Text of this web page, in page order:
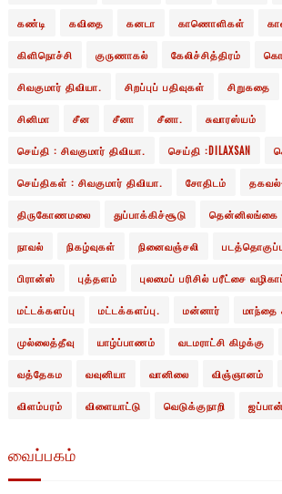
கண்டி கவிதை கனடா காணொளிகள்
கிளிநொச்சி குருணாகல் கேலிச்சித்திரம்
சிவகுமார் திவியா. சிறப்புப் பதிவுகள் சிறுகதை
சினிமா சீன சீனா சீனா. சுவாரஸ்யம்
செய்தி : சிவகுமார் திவியா. செய்தி :DILAXSAN
செய்திகள் : சிவகுமார் திவியா. சோதிடம் தகவல்-
திருகோணமலை துப்பாக்கிச்சூடு தென்னிலங்கை
நாவல் நிகழ்வுகள் நினைவஞ்சலி
பிரான்ஸ் புத்தளம் புலமைப் பரிசில் பரீட்சை
மட்டக்களப்பு மட்டக்களப்பு. மன்னார் மாந்தை
முல்லைத்தீவு யாழ்ப்பாணம் வடமராட்சி கிழக்கு
வத்தேகம வவுனியா வானிலை விஞ்ஞானம்
விளம்பரம் விளையாட்டு வெடுக்குநாறி
வைப்பகம்